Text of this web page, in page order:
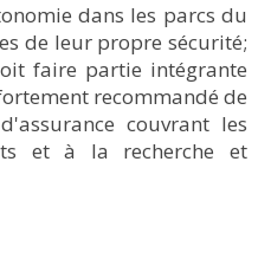
dans les parcs du
de leur propre sécurité;
faire partie intégrante
recommandé de
couvrant les
et à la recherche et